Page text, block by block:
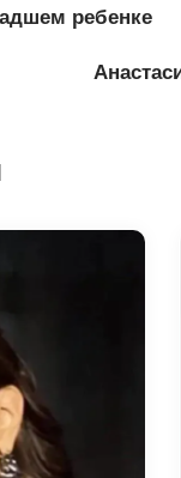
ребенке